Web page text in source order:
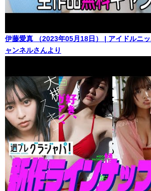
伊藤愛真 （2023年05月18日） | アイドルニ
ャンネルさんより